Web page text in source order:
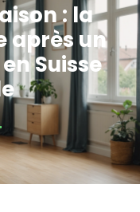
: la
après un
Suisse